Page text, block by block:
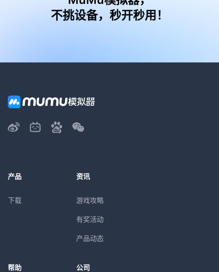
不挑设备，秒开秒用！
产品
下载
资讯
游戏攻略
有奖活动
产品动态
帮助 公司